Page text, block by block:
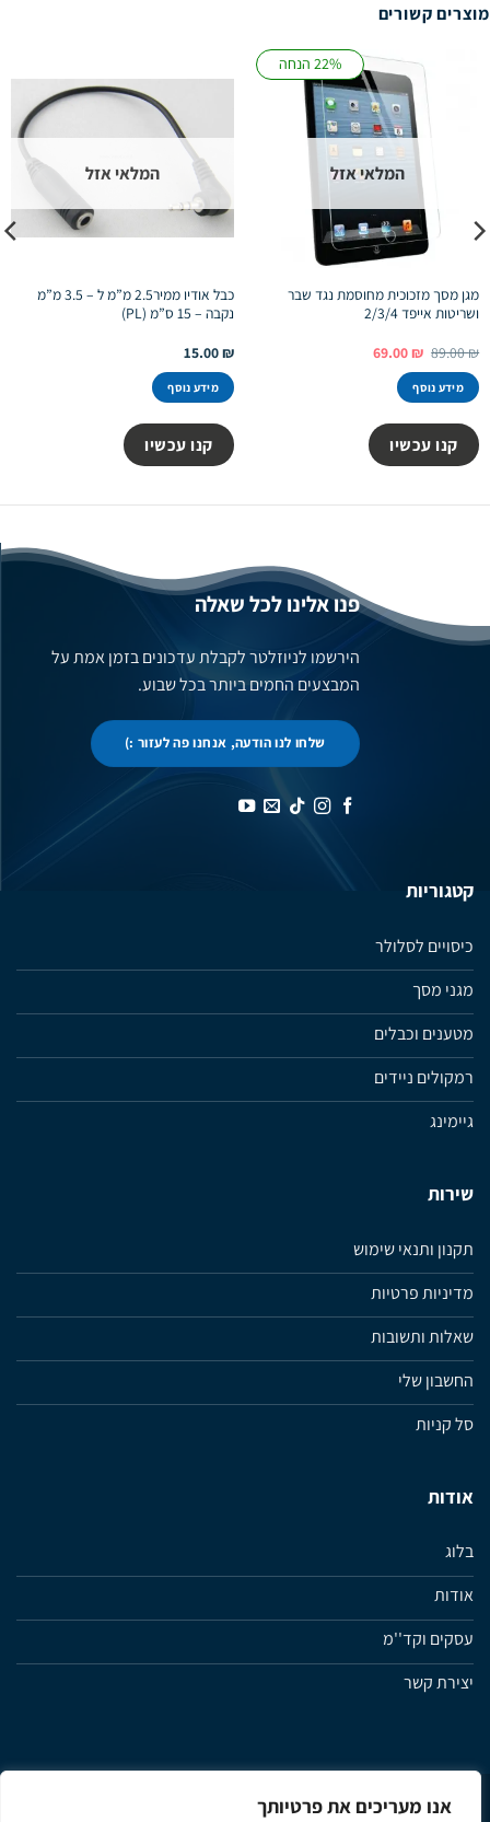
אנו מעריכים את פרטיותך
מוצרים קשורים
22% הנחה
המלאי אזל
מגן מסך מזכוכית מחוסמת נגד שבר
ושריטות אייפד 2/3/4
89.00₪ המחיר
היה:
89.00 ₪.
69.00₪ המחיר
מידע נוסף
קנו עכשיו
המלאי אזל
כבל אודיו ממיר2.5 מ”מ ל – 3.5 מ”מ
נקבה – 15 ס”מ (PL)
15.00₪
מידע נוסף
קנו עכשיו
פנו אלינו לכל שאלה
הירשמו לניוזלטר לקבלת עדכונים בזמן אמת על
המבצעים החמים ביותר בכל שבוע.
שלחו לנו הודעה, אנחנו פה לעזור :)
קטגוריות
כיסויים לסלולר
מגני מסך
מטענים וכבלים
רמקולים ניידים
גיימינג
שירות
תקנון ותנאי שימוש
מדיניות פרטיות
שאלות ותשובות
החשבון שלי
סל קניות
אודות
בלוג
אודות
עסקים וקד''מ
יצירת קשר
מדיניות פרטיות תנאי שימוש ותקנון האתר